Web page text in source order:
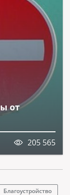
от
205 565
Благоустройство